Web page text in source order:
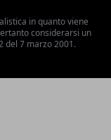
in quanto viene
considerarsi un
del 7 marzo 2001.